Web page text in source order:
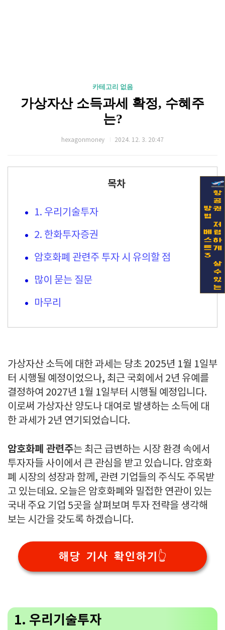
카테고리 없음
가상자산 소득과세 확정, 수혜주
는?
hexagonmoney 2024. 12. 3. 20:47
목차
1. 우리기술투자
2. 한화투자증권
암호화폐 관련주 투자 시 유의할 점
많이 묻는 질문
마무리
가상자산 소득에 대한 과세는 당초 2025년 1월 1일부
터 시행될 예정이었으나, 최근 국회에서 2년 유예를
결정하여 2027년 1월 1일부터 시행될 예정입니다.
이로써 가상자산 양도나 대여로 발생하는 소득에 대
한 과세가 2년 연기되었습니다.
암호화폐 관련주는 최근 급변하는 시장 환경 속에서
투자자들 사이에서 큰 관심을 받고 있습니다. 암호화
폐 시장의 성장과 함께, 관련 기업들의 주식도 주목받
고 있는데요. 오늘은 암호화폐와 밀접한 연관이 있는
국내 주요 기업 5곳을 살펴보며 투자 전략을 생각해
보는 시간을 갖도록 하겠습니다.
해당 기사 확인하기👆
1. 우리기술투자